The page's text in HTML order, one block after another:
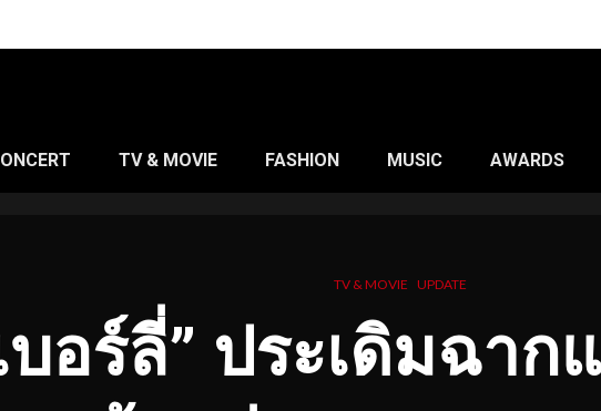
TV & MOVIE FASHION MUSIC AWARDS
TV & MOVIE UPDATE
บอร์ลี่” ประเดิมฉาก